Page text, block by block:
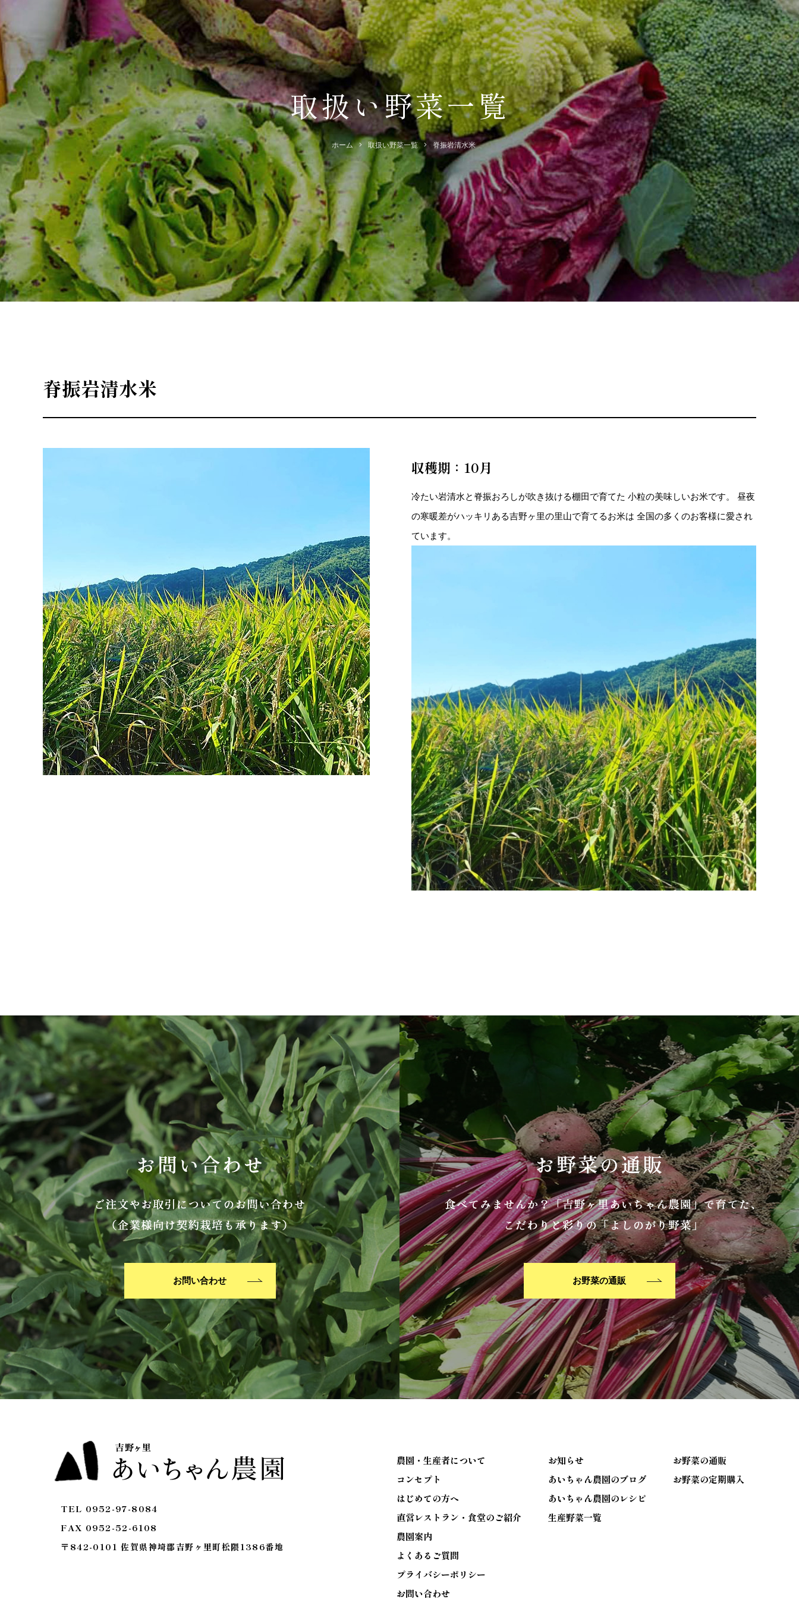
取扱い野菜一覧
ホーム 取扱い野菜一覧 脊振岩清水米
脊振岩清水米
収穫期：10月
冷たい岩清水と脊振おろしが吹き抜ける棚田で育てた 小粒の美味しいお米です。 昼夜
の寒暖差がハッキリある吉野ヶ里の里山で育てるお米は 全国の多くのお客様に愛され
ています。
お問い合わせ お野菜の通販
TEL 0952-97-8084
FAX 0952-52-6108
〒842-0101 佐賀県神埼郡吉野ヶ里町松隈1386番地
農園・生産者について
コンセプト
はじめての方へ
直営レストラン・食堂のご紹介
農園案内
よくあるご質問
プライバシーポリシー
お問い合わせ
お知らせ
あいちゃん農園のブログ
あいちゃん農園のレシピ
生産野菜一覧
お野菜の通販
お野菜の定期購入